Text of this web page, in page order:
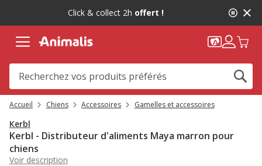
message,
Click & collect 2h offert !
Accueil Chiens Accessoires Gamelles et accessoires
Kerbl
Kerbl - Distributeur d'aliments Maya marron pour
chiens
Voir description